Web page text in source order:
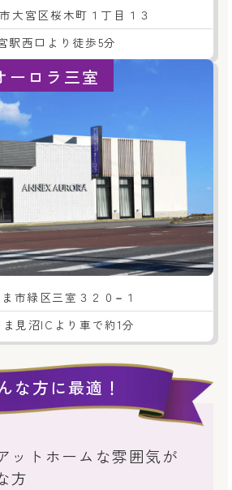
大宮区桜木町１丁目１３
駅西口より徒歩5分
ーロラ三室
市緑区三室３２０−１
見沼ICより車で約1分
な方に最適！
ットホームな雰囲気が
方